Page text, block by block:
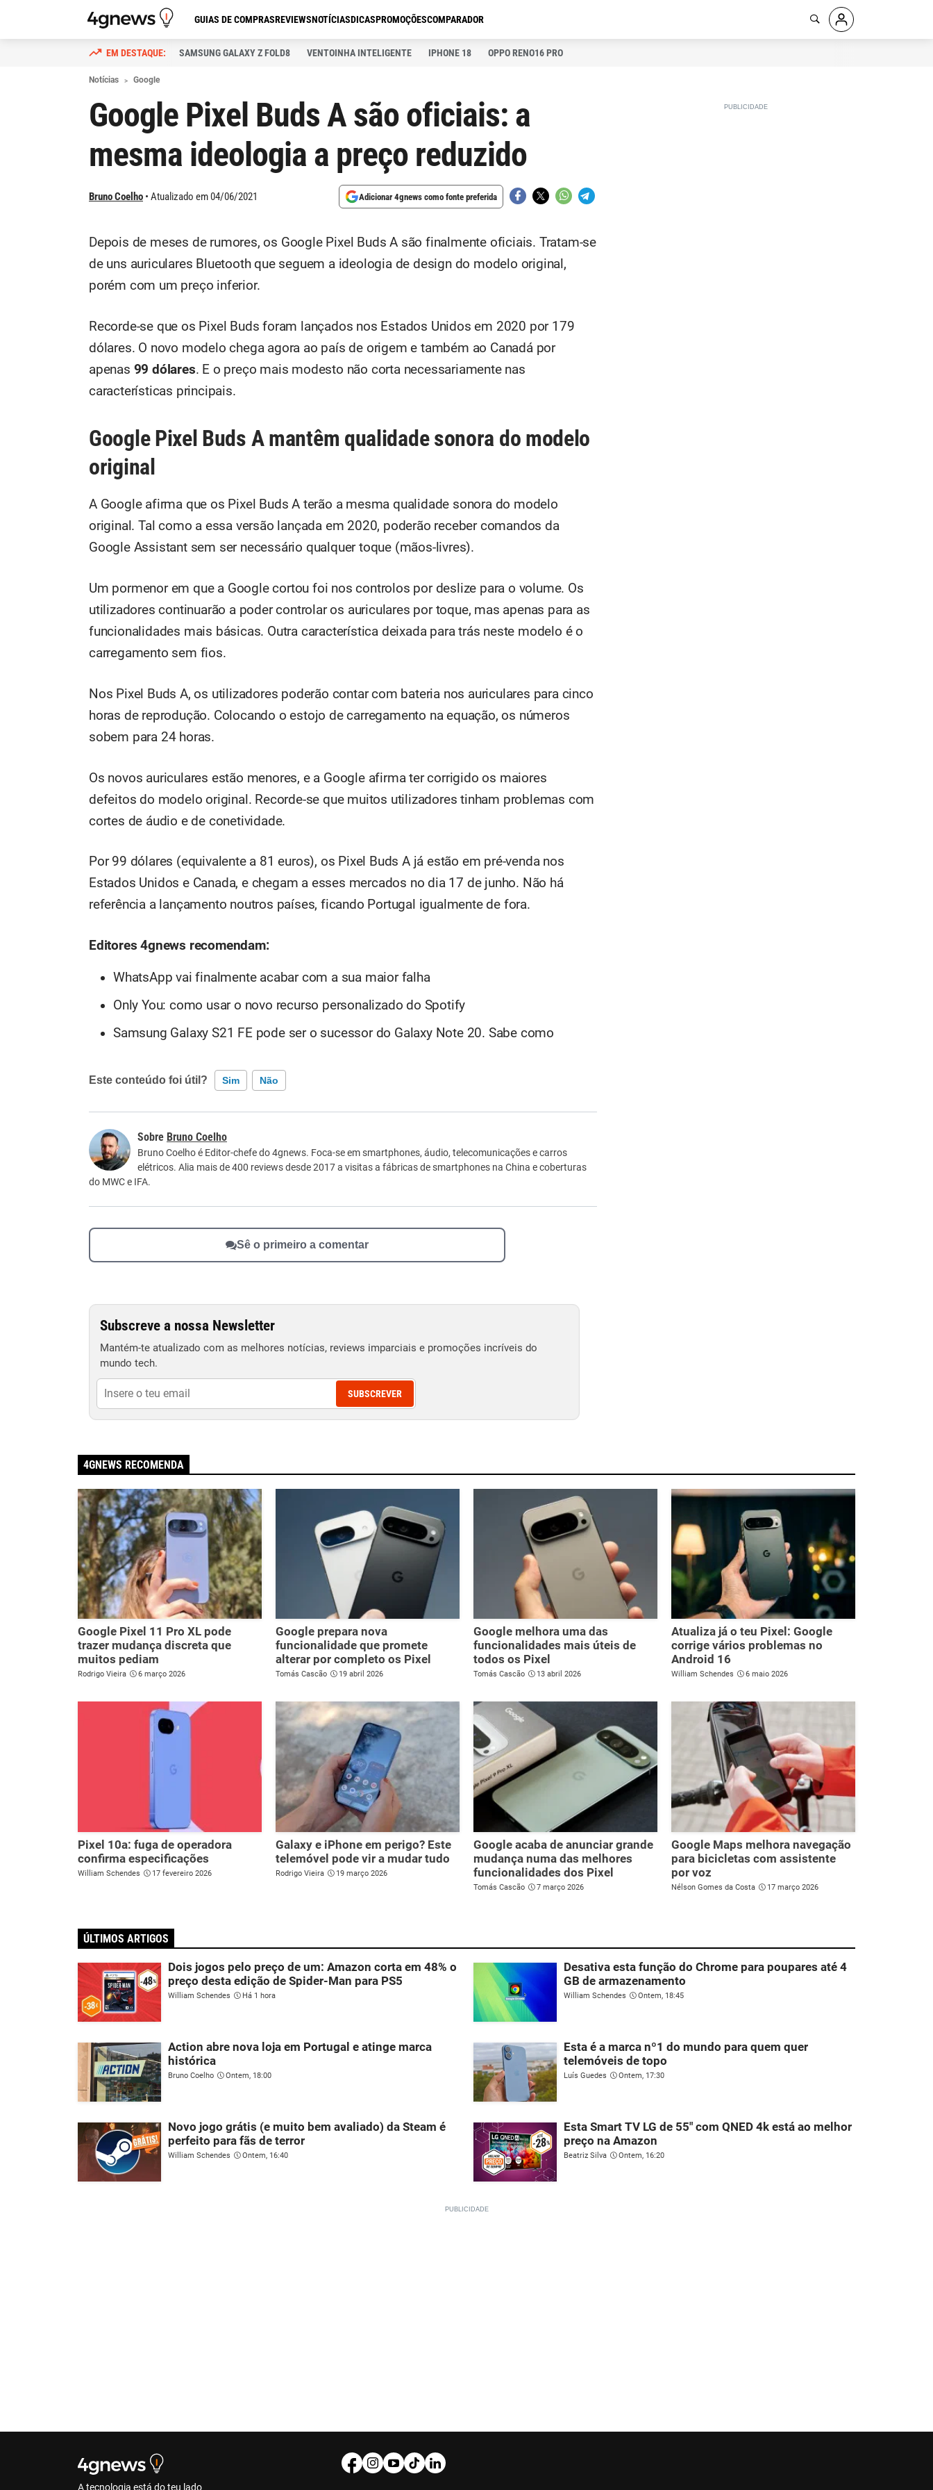
GUIAS DE COMPRASREVIEWSNOTÍCIASDICASPROMOÇÕESCOMPARADOR
SAMSUNG GALAXY Z FOLD8 VENTOINHA INTELIGENTE IPHONE 18 OPPO RENO16 PRO
Notícias Google
Google Pixel Buds A são oficiais: a
mesma ideologia a preço reduzido
Bruno Coelho Atualizado em 04/06/2021 Adicionar 4gnews como fonte preferida
Depois de meses de rumores, os Google Pixel Buds A são finalmente oficiais. Tratam-se
de uns auriculares Bluetooth que seguem a ideologia de design do modelo original,
porém com um preço inferior.
Recorde-se que os Pixel Buds foram lançados nos Estados Unidos em 2020 por 179
dólares. O novo modelo chega agora ao país de origem e também ao Canadá por
apenas 99 dólares. E o preço mais modesto não corta necessariamente nas
características principais.
Google Pixel Buds A mantêm qualidade sonora do modelo
original
A Google afirma que os Pixel Buds A terão a mesma qualidade sonora do modelo
original. Tal como a essa versão lançada em 2020, poderão receber comandos da
Google Assistant sem ser necessário qualquer toque (mãos-livres).
Um pormenor em que a Google cortou foi nos controlos por deslize para o volume. Os
utilizadores continuarão a poder controlar os auriculares por toque, mas apenas para as
funcionalidades mais básicas. Outra característica deixada para trás neste modelo é o
carregamento sem fios.
Nos Pixel Buds A, os utilizadores poderão contar com bateria nos auriculares para cinco
horas de reprodução. Colocando o estojo de carregamento na equação, os números
sobem para 24 horas.
Os novos auriculares estão menores, e a Google afirma ter corrigido os maiores
defeitos do modelo original. Recorde-se que muitos utilizadores tinham problemas com
cortes de áudio e de conetividade.
Por 99 dólares (equivalente a 81 euros), os Pixel Buds A já estão em pré-venda nos
Estados Unidos e Canada, e chegam a esses mercados no dia 17 de junho. Não há
referência a lançamento noutros países, ficando Portugal igualmente de fora.
Editores 4gnews recomendam:
WhatsApp vai finalmente acabar com a sua maior falha
Only You: como usar o novo recurso personalizado do Spotify
Samsung Galaxy S21 FE pode ser o sucessor do Galaxy Note 20. Sabe como
Este conteúdo foi útil? Sim Não
Este conteúdo não tem a informação que procuro
Outro
Bruno Coelho
Bruno Coelho é Editor-chefe do 4gnews. Foca-se em smartphones, áudio, telecomunicações e carros
elétricos. Alia mais de 400 reviews desde 2017 a visitas a fábricas de smartphones na China e coberturas
do MWC e IFA.
Sê o primeiro a comentar
Subscreve a nossa Newsletter
Mantém-te atualizado com as melhores notícias, reviews imparciais e promoções incríveis do
mundo tech.
SUBSCREVER
4GNEWS RECOMENDA
Google Pixel 11 Pro XL pode
trazer mudança discreta que
muitos pediam
Rodrigo Vieira 6 março 2026
Google prepara nova
funcionalidade que promete
alterar por completo os Pixel
Tomás Cascão 19 abril 2026
Google melhora uma das
funcionalidades mais úteis de
todos os Pixel
Tomás Cascão 13 abril 2026
Atualiza já o teu Pixel: Google
corrige vários problemas no
Android 16
William Schendes 6 maio 2026
Pixel 10a: fuga de operadora
confirma especificações
William Schendes 17 fevereiro 2026
Galaxy e iPhone em perigo? Este
telemóvel pode vir a mudar tudo
Rodrigo Vieira 19 março 2026
Google acaba de anunciar grande
mudança numa das melhores
funcionalidades dos Pixel
Tomás Cascão 7 março 2026
Google Maps melhora navegação
para bicicletas com assistente
por voz
Nélson Gomes da Costa 17 março 2026
ÚLTIMOS ARTIGOS
Dois jogos pelo preço de um: Amazon corta em 48% o
preço desta edição de Spider-Man para PS5
William Schendes Há 1 hora
Desativa esta função do Chrome para poupares até 4
GB de armazenamento
William Schendes Ontem, 18:45
Action abre nova loja em Portugal e atinge marca
histórica
Bruno Coelho Ontem, 18:00
Esta é a marca nº1 do mundo para quem quer
telemóveis de topo
Luís Guedes Ontem, 17:30
Novo jogo grátis (e muito bem avaliado) da Steam é
perfeito para fãs de terror
William Schendes Ontem, 16:40
Esta Smart TV LG de 55" com QNED 4k está ao melhor
preço na Amazon
Beatriz Silva Ontem, 16:20
A tecnologia está do teu lado